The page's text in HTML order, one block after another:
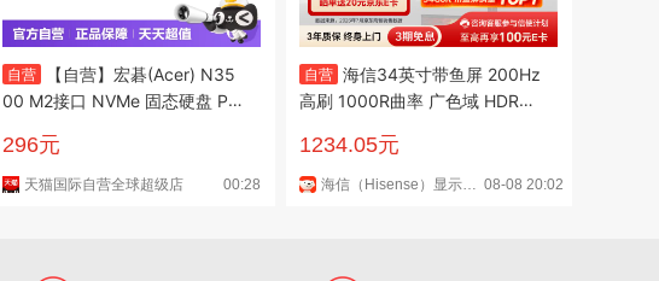
自营
【自营】宏碁(Acer) N35
00 M2接口 NVMe 固态硬盘 PC
296元
天猫国际自营全球超级店 00:28
自营 海信34英寸带鱼屏 200Hz
高刷 1000R曲率 广色域 HDR40
器 34G6K
1234.05元
海信（Hisense）显示器京东自营旗舰店 08-08 20:02